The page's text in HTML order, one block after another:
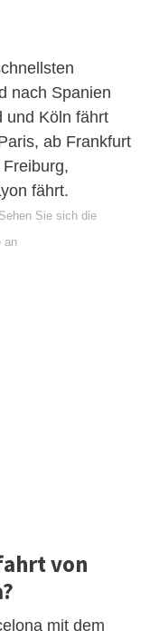
nach Spanien
und Köln fährt
ab Frankfurt
fährt.
Sehen Sie sich die
an
von
mit dem